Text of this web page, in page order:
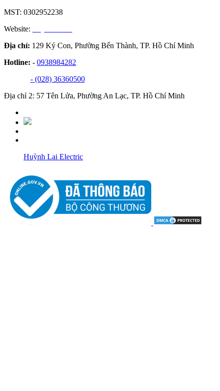
MST: 0302952238
Website:
Địa chỉ: 129 Ký Con, Phường Bến Thành, TP. Hồ Chí Minh
Hotline: - 0938984282
- (028) 36360500
Địa chỉ 2: 57 Tên Lửa, Phường An Lạc, TP. Hồ Chí Minh
Huỳnh Lai Electric